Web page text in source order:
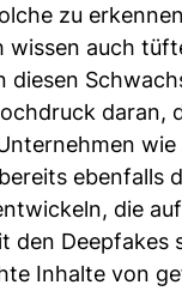
zu
wissen auch
diesen
daran,
wie
ebenfalls
die
den Deepfakes
Inhalte von